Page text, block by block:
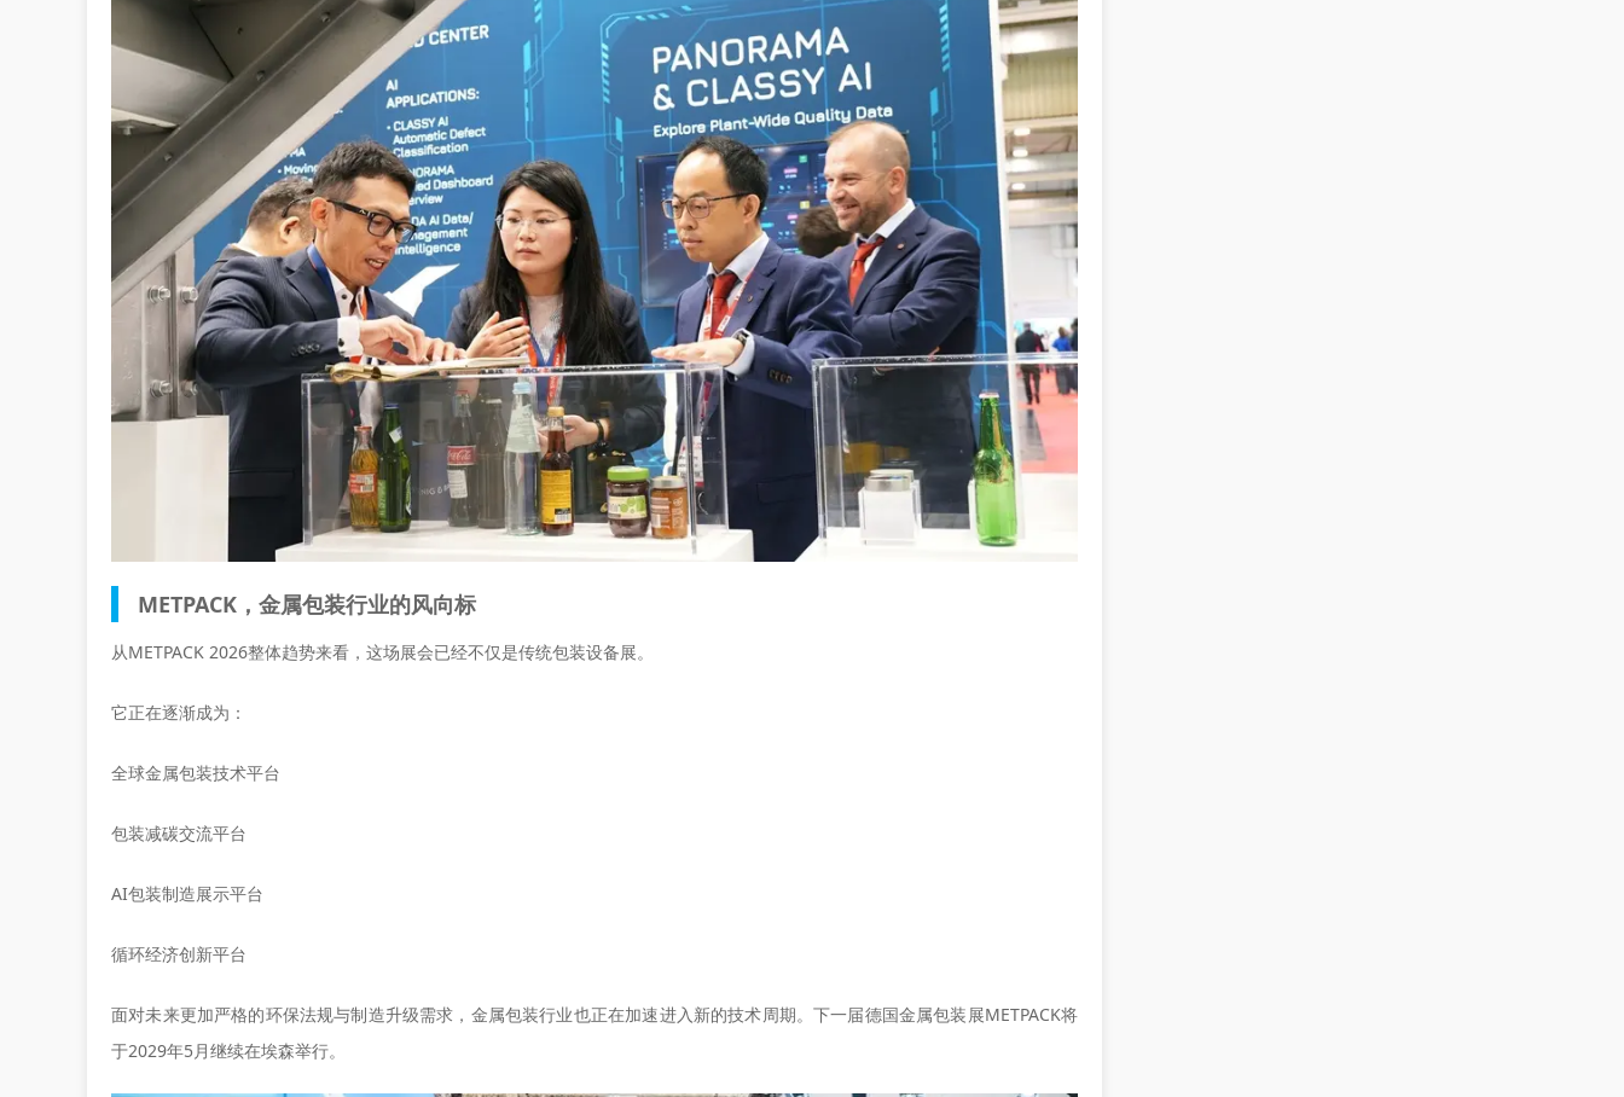
METPACK，金属包装行业的风向标
从METPACK 2026整体趋势来看，这场展会已经不仅是传统包装设备展。
它正在逐渐成为：
全球金属包装技术平台
包装减碳交流平台
AI包装制造展示平台
循环经济创新平台
面对未来更加严格的环保法规与制造升级需求，金属包装行业也正在加速进入新的技术周期。下一届德国金属包装展METPACK将
于2029年5月继续在埃森举行。